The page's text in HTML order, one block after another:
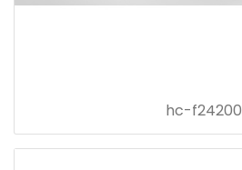
hc-f24200